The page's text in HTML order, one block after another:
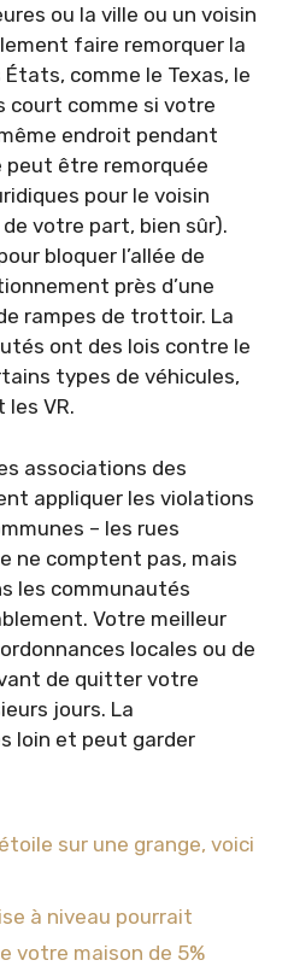
ou la ville ou un voisin
faire remorquer la
comme le Texas, le
court comme si votre
endroit pendant
peut être remorquée
pour le voisin
votre part, bien sûr).
bloquer l’allée de
près d’une
rampes de trottoir. La
ont des lois contre le
types de véhicules,
VR.
associations des
appliquer les violations
– les rues
ne comptent pas, mais
les communautés
Votre meilleur
locales ou de
de quitter votre
jours. La
loin et peut garder
sur une grange, voici
à niveau pourrait
votre maison de 5%